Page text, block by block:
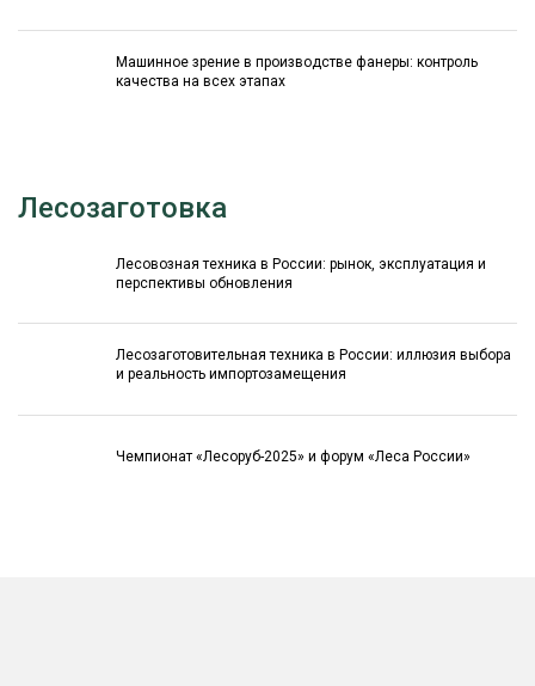
Машинное зрение в производстве фанеры: контроль
качества на всех этапах
Лесозаготовка
Лесовозная техника в России: рынок, эксплуатация и
перспективы обновления
Лесозаготовительная техника в России: иллюзия выбора
и реальность импортозамещения
Чемпионат «Лесоруб-2025» и форум «Леса России»